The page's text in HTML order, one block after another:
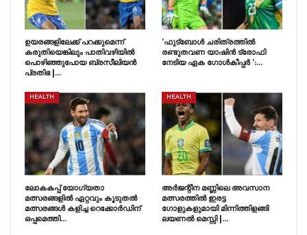
ഉയരങ്ങളിലേക്ക് പറക്കുമെന്ന്
കരുതിയെങ്കിലും പാതിവഴിയിൽ
പൊഴിഞ്ഞുപോയ ബ്രസീലിയൻ
പ്രതിഭ |…
‘ഫുട്ബോൾ ചരിത്രത്തിൽ
രണ്ടുതവണ യാഷിൻ ട്രോഫി
നേടിയ ഏക ഗോൾകീപ്പർ ‘:…
HEALTH
ലോകകപ്പ് യോഗ്യതാ
മത്സരങ്ങളിൽ ഏറ്റവും കൂടുതൽ
മത്സരങ്ങൾ കളിച്ച റെക്കോർഡിന്
ഒപ്പമെത്തി…
HEALTH
അർജന്റീന മണ്ണിലെ അവസാന
മത്സരത്തിൽ ഇരട്ട
ഗോളുകളുമായി മിന്നിത്തിളങ്ങി
ലയണൽ മെസ്സി |…